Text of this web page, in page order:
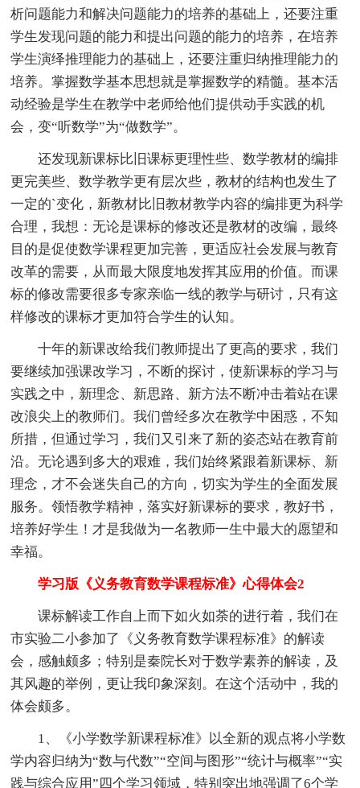
析问题能力和解决问题能力的培养的基础上，还要注重
学生发现问题的能力和提出问题的能力的培养，在培养
学生演绎推理能力的基础上，还要注重归纳推理能力的
培养。掌握数学基本思想就是掌握数学的精髓。基本活
动经验是学生在教学中老师给他们提供动手实践的机
会，变“听数学”为“做数学”。
还发现新课标比旧课标更理性些、数学教材的编排
更完美些、数学教学更有层次些，教材的结构也发生了
一定的`变化，新教材比旧教材教学内容的编排更为科学
合理，我想：无论是课标的修改还是教材的改编，最终
目的是促使数学课程更加完善，更适应社会发展与教育
改革的需要，从而最大限度地发挥其应用的价值。而课
标的修改需要很多专家亲临一线的教学与研讨，只有这
样修改的课标才更加符合学生的认知。
十年的新课改给我们教师提出了更高的要求，我们
要继续加强课改学习，不断的探讨，使新课标的学习与
实践之中，新理念、新思路、新方法不断冲击着站在课
改浪尖上的教师们。我们曾经多次在教学中困惑，不知
所措，但通过学习，我们又引来了新的姿态站在教育前
沿。无论遇到多大的艰难，我们始终紧跟着新课标、新
理念，才不会迷失自己的方向，切实为学生的全面发展
服务。领悟教学精神，落实好新课标的要求，教好书，
培养好学生！才是我做为一名教师一生中最大的愿望和
幸福。
学习版《义务教育数学课程标准》心得体会2
课标解读工作自上而下如火如荼的进行着，我们在
市实验二小参加了《义务教育数学课程标准》的解读
会，感触颇多；特别是秦院长对于数学素养的解读，及
其风趣的举例，更让我印象深刻。在这个活动中，我的
体会颇多。
1、《小学数学新课程标准》以全新的观点将小学数
学内容归纳为“数与代数”“空间与图形”“统计与概率”“实
践与综合应用”四个学习领域，特别突出地强调了6个学